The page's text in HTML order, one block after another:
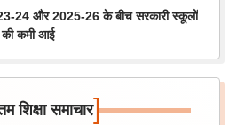
24 और 2025-26 के बीच सरकारी स्कूलों
कमी आई
शिक्षा समाचार]